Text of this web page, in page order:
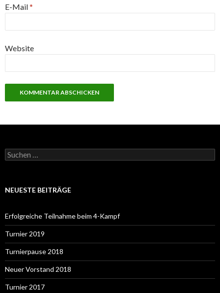
E-Mail*
Website
S
u
e
c
h
:
NEUESTE BEITRÄGE
Erfolgreiche Teilnahme beim 4-Kampf
Turnier 2019
Turnierpause 2018
Neuer Vorstand 2018
Turnier 2017